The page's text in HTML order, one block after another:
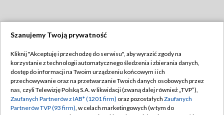
TVP
Abonament TVP
Emisja w TVP
Regulamin TVP
Polityka prywatności
Szanujemy Twoją prywatność
Kliknij "Akceptuję i przechodzę do serwisu", aby wyrazić zgody na
korzystanie z technologii automatycznego śledzenia i zbierania danych,
dostęp do informacji na Twoim urządzeniu końcowym i ich
przechowywanie oraz na przetwarzanie Twoich danych osobowych przez
nas, czyli Telewizję Polską S.A. w likwidacji (zwaną dalej również „TVP”),
Zaufanych Partnerów z IAB* (1201 firm) oraz pozostałych Zaufanych
Partnerów TVP (93 firm), w celach marketingowych (w tym do